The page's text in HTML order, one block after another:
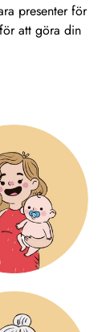
presenter för
att göra din